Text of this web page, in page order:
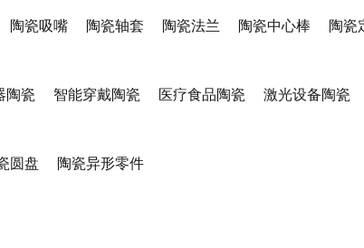
陶瓷吸嘴 陶瓷轴套 陶瓷法兰 陶瓷中心棒 陶瓷
陶瓷 智能穿戴陶瓷 医疗食品陶瓷 激光设备陶瓷
圆盘 陶瓷异形零件